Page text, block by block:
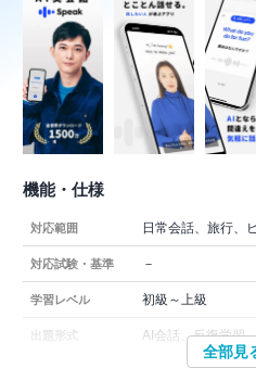
機能・仕様
対応範囲 日常会話、旅行、
対応試験・基準 －
学習レベル 初級～上級
出題形式 AI会話、反復学習
全部見